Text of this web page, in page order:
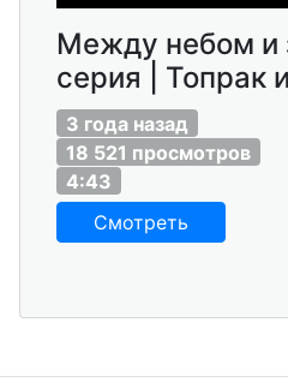
Между небом и
серия | Топрак
3 года назад
18 521 просмотров
4:43
Смотреть